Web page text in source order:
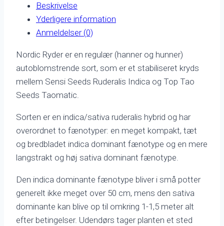
Beskrivelse
Yderligere information
Anmeldelser (0)
Nordic Ryder er en regulær (hanner og hunner)
autoblomstrende sort, som er et stabiliseret kryds
mellem Sensi Seeds Ruderalis Indica og Top Tao
Seeds Taomatic.
Sorten er en indica/sativa ruderalis hybrid og har
overordnet to fænotyper: en meget kompakt, tæt
og bredbladet indica dominant fænotype og en mere
langstrakt og høj sativa dominant fænotype.
Den indica dominante fænotype bliver i små potter
generelt ikke meget over 50 cm, mens den sativa
dominante kan blive op til omkring 1-1,5 meter alt
efter betingelser. Udendørs tager planten et sted